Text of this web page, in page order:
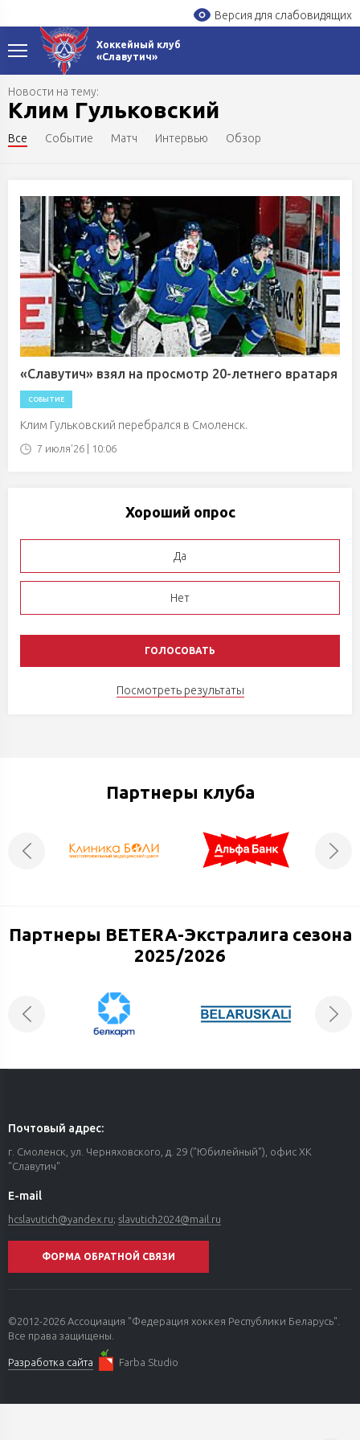
Версия для слабовидящих
Хоккейный клуб
«Славутич»
Клим Гульковский
Новости на тему:
Все Событие Матч Интервью Обзор
«Славутич» взял на просмотр 20-летнего вратаря
СОБЫТИЕ
Клим Гульковский перебрался в Смоленск.
7 июля'26 | 10:06
Хороший опрос
Да
Нет
Посмотреть результаты
Партнеры клуба
Партнеры BETERA-Экстралига сезона
2025/2026
Почтовый адрес:
г. Смоленск, ул. Черняховского, д. 29 ("Юбилейный"), офис ХК
"Славутич"
E-mail
hcslavutich@yandex.ru; slavutich2024@mail.ru
ФОРМА ОБРАТНОЙ СВЯЗИ
©2012-2026 Ассоциация "Федерация хоккея Республики Беларусь".
Все права защищены.
Разработка сайта Farba Studio